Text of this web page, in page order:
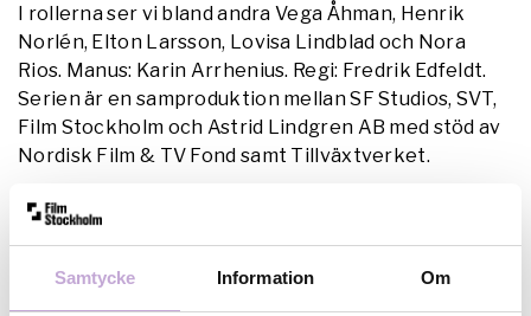
Samtycke Information Om
I rollerna ser vi bland andra Vega Åhman, Henrik
Norlén, Elton Larsson, Lovisa Lindblad och Nora
Rios. Manus: Karin Arrhenius. Regi: Fredrik Edfeldt.
Serien är en samproduktion mellan SF Studios, SVT,
Film Stockholm och Astrid Lindgren AB med stöd av
Nordisk Film & TV Fond samt Tillväxtverket.
Visningen arrangeras av Möja Bio i samarbete med
Film Stockholm, SVT och SF Studios.